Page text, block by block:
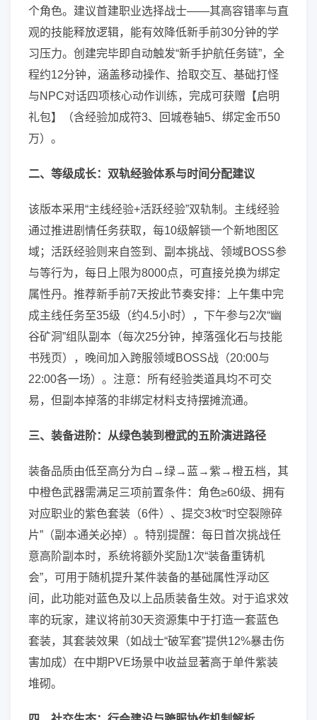
个角色。建议首建职业选择战士——其高容错率与直
观的技能释放逻辑，能有效降低新手前30分钟的学
习压力。创建完毕即自动触发“新手护航任务链”，全
程约12分钟，涵盖移动操作、拾取交互、基础打怪
与NPC对话四项核心动作训练，完成可获赠【启明
礼包】（含经验加成符3、回城卷轴5、绑定金币50
万）。
二、等级成长：双轨经验体系与时间分配建议
该版本采用“主线经验+活跃经验”双轨制。主线经验
通过推进剧情任务获取，每10级解锁一个新地图区
域；活跃经验则来自签到、副本挑战、领域BOSS参
与等行为，每日上限为8000点，可直接兑换为绑定
属性丹。推荐新手前7天按此节奏安排：上午集中完
成主线任务至35级（约4.5小时），下午参与2次“幽
谷矿洞”组队副本（每次25分钟，掉落强化石与技能
书残页），晚间加入跨服领域BOSS战（20:00与
22:00各一场）。注意：所有经验类道具均不可交
易，但副本掉落的非绑定材料支持摆摊流通。
三、装备进阶：从绿色装到橙武的五阶演进路径
装备品质由低至高分为白→绿→蓝→紫→橙五档，其
中橙色武器需满足三项前置条件：角色≥60级、拥有
对应职业的紫色套装（6件）、提交3枚“时空裂隙碎
片”（副本通关必掉）。特别提醒：每日首次挑战任
意高阶副本时，系统将额外奖励1次“装备重铸机
会”，可用于随机提升某件装备的基础属性浮动区
间，此功能对蓝色及以上品质装备生效。对于追求效
率的玩家，建议将前30天资源集中于打造一套蓝色
套装，其套装效果（如战士“破军套”提供12%暴击伤
害加成）在中期PVE场景中收益显著高于单件紫装
堆砌。